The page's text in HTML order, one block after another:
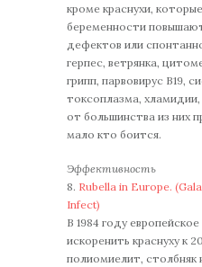
кроме краснухи,
беременности
дефектов или
герпес, ветрянка,
грипп, парвовирус B19,
токсоплазма,
от большинства из них
мало кто боится.
Эффективность
8. Rubella in Europe.
Infect)
В 1984 году
искоренить краснуху к
полиомиелит, столбняк